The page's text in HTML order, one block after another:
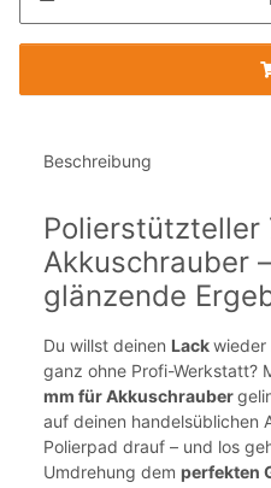
Beschreibung
Polierstützteller
Akkuschrauber
glänzende
Du willst deinen Lackwieder
ganz ohne Profi-Werkstatt?
mm für Akkuschrauber
auf deinen handelsüblichen
Polierpad drauf – und los
Umdrehung dem perfekten